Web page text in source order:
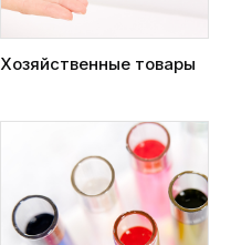
Хозяйственные товары